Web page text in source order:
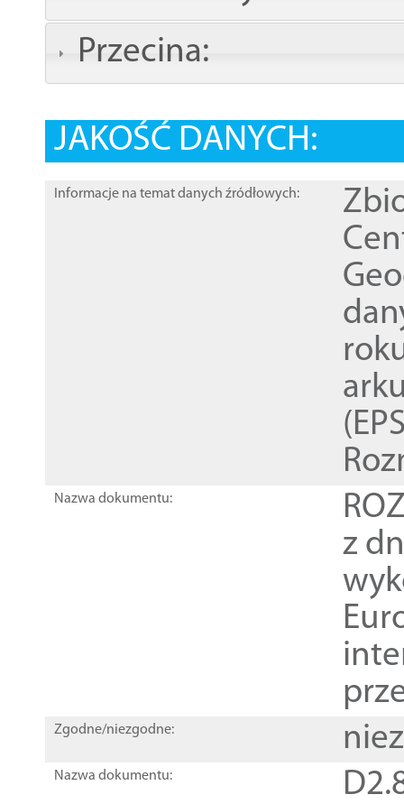
Przecina:
JAKOŚĆ DANYCH:
Informacje na temat danych źródłowych:
Nazwa dokumentu:
z
Zgodne/niezgodne:
Nazwa dokumentu: